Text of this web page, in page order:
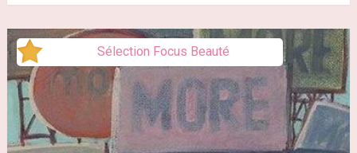
Sélection Focus Beauté